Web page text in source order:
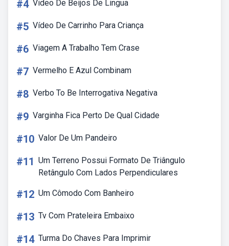
#4 Video De Beijos De Lingua
#5 Vídeo De Carrinho Para Criança
#6 Viagem A Trabalho Tem Crase
#7 Vermelho E Azul Combinam
#8 Verbo To Be Interrogativa Negativa
#9 Varginha Fica Perto De Qual Cidade
#10 Valor De Um Pandeiro
#11 Um Terreno Possui Formato De Triângulo
Retângulo Com Lados Perpendiculares
#12 Um Cômodo Com Banheiro
#13 Tv Com Prateleira Embaixo
#14 Turma Do Chaves Para Imprimir